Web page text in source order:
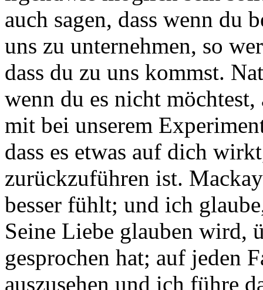
auch sagen, dass wenn du
uns zu unternehmen, so
dass du zu uns kommst.
wenn du es nicht
mit bei unserem
dass es etwas auf dich
zurückzuführen ist.
besser fühlt; und ich
Seine Liebe glauben wird,
gesprochen hat; auf jeden
auszusehen und ich führe